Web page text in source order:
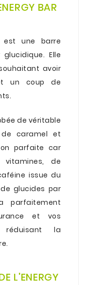
BAR
est une barre
Elle
avoir
un coup de
de véritable
caramel et
parfaite car
de
issue du
glucides par
parfaitement
et vos
la
L'ENERGY